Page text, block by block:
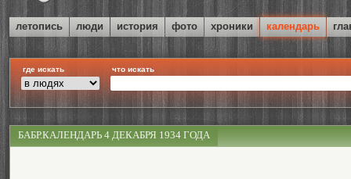
летопись люди история фото хроники календарь
где искать что искать
БАБР.КАЛЕНДАРЬ 4 ДЕКАБРЯ 1934 ГОДА